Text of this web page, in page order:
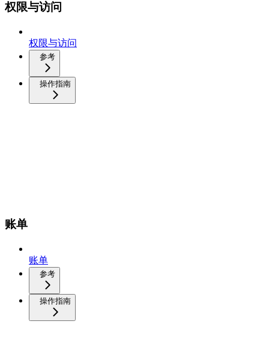
权限与访问
权限与访问
参考
操作指南
账单
账单
参考
操作指南